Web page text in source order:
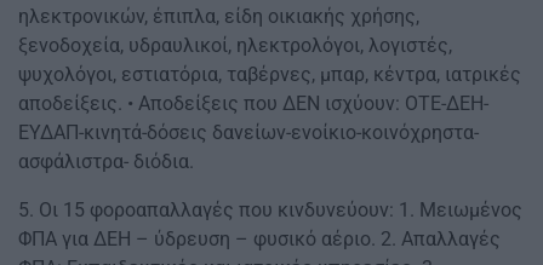
ηλεκτρονικών, έπιπλα, είδη οικιακής χρήσης,
ξενοδοχεία, υδραυλικοί, ηλεκτρολόγοι, λογιστές,
ψυχολόγοι, εστιατόρια, ταβέρνες, μπαρ, κέντρα, ιατρικές
αποδείξεις. • Αποδείξεις που ΔΕΝ ισχύουν: ΟΤΕ-ΔΕΗ-
ΕΥΔΑΠ-κινητά-δόσεις δανείων-ενοίκιο-κοινόχρηστα-
ασφάλιστρα- διόδια.
5. Οι 15 φοροαπαλλαγές που κινδυνεύουν: 1. Μειωμένος
ΦΠΑ για ΔΕΗ – ύδρευση – φυσικό αέριο. 2. Απαλλαγές